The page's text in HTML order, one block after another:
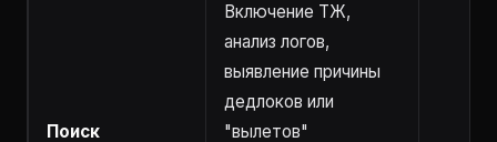
Поиск
Включение ТЖ,
анализ логов,
выявление причины
дедлоков или
"вылетов"